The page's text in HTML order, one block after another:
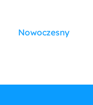
Nowoczesny